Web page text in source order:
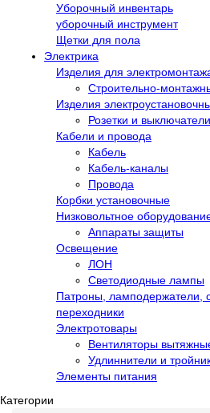
Уборочный инвентарь
уборочный инструмент
Щетки для пола
Электрика
Изделия для
Строительно-
Изделия
Розетки и выключатели
Кабели и провода
Кабель
Кабель-каналы
Провода
Корбки установочные
Низковольтное
Аппараты защиты
Освещение
ЛОН
Светодиодные лампы
Патроны, ламподержатели,
переходники
Электротовары
Вентиляторы
Удлиннители и
Элементы питания
Категории